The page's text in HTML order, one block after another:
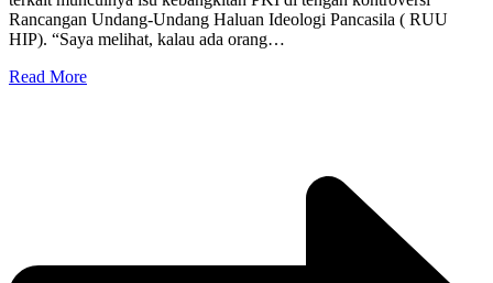
Rancangan Undang-Undang Haluan Ideologi Pancasila ( RUU
HIP). “Saya melihat, kalau ada orang…
Read More